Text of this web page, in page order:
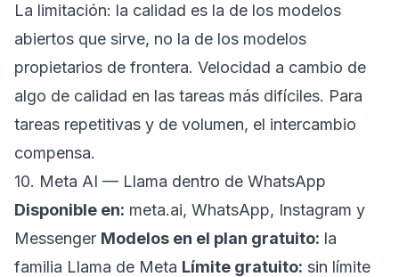
La limitación: la calidad es la de los modelos
abiertos que sirve, no la de los modelos
propietarios de frontera. Velocidad a cambio de
algo de calidad en las tareas más difíciles. Para
tareas repetitivas y de volumen, el intercambio
compensa.
10. Meta AI — Llama dentro de WhatsApp
Disponible en: meta.ai, WhatsApp, Instagram y
Messenger Modelos en el plan gratuito: la
familia Llama de Meta Límite gratuito: sin límite